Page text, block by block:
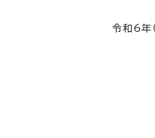
令和6年